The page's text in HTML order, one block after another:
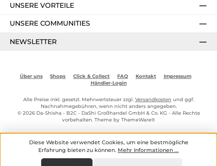
UNSERE VORTEILE
UNSERE COMMUNITIES
NEWSLETTER
Über uns Shops Click & Collect FAQ Kontakt
Impressum
Händler-Login
Alle Preise inkl. gesetzl. Mehrwertsteuer zzgl. Versandkosten und ggf.
Nachnahmegebühren, wenn nicht anders angegeben.
© 2026 Da-Shisha - B2C - DaShi Großhandel GmbH & Co. KG - Alle Rechte
vorbehalten. Theme by ThemeWare®
Diese Website verwendet Cookies, um eine bestmögliche
Erfahrung bieten zu können. Mehr Informationen ...